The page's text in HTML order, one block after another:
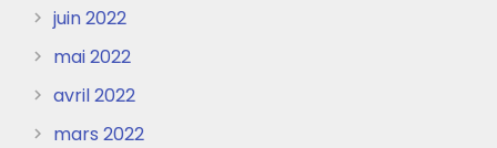
juin 2022
mai 2022
avril 2022
mars 2022